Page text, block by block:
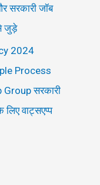
सरकारी जॉब
जुड़े
2024
Process
सरकारी
लिए वाट्सएप्प